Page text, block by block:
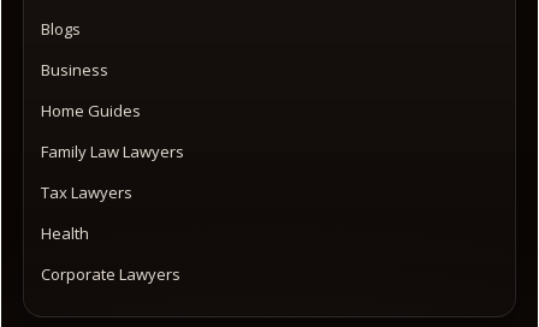
Blogs
Business
Home Guides
Family Law Lawyers
Tax Lawyers
Health
Corporate Lawyers